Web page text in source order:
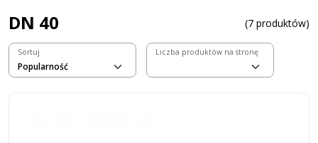
DN 40 (7 produktów)
Sortuj Liczba produktów na stronę